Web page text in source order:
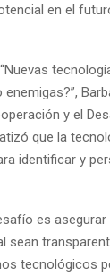
en el
y el
que la
identificar y
es
sean
tecnológicos